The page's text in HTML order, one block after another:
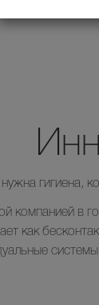
гигиена,
компанией в
как